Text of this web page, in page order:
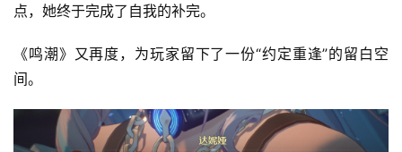
点，她终于完成了自我的补完。
《鸣潮》又再度，为玩家留下了一份“约定重逢”的留白空
间。